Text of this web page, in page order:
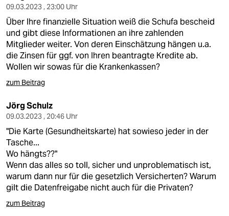
09.03.2023 , 23:00 Uhr
Über Ihre finanzielle Situation weiß die Schufa bescheid
und gibt diese Informationen an ihre zahlenden
Mitglieder weiter. Von deren Einschätzung hängen u.a.
die Zinsen für ggf. von Ihren beantragte Kredite ab.
Wollen wir sowas für die Krankenkassen?
zum Beitrag
Jörg Schulz
09.03.2023 , 20:46 Uhr
"Die Karte (Gesundheitskarte) hat sowieso jeder in der
Tasche...
Wo hängts??"
Wenn das alles so toll, sicher und unproblematisch ist,
warum dann nur für die gesetzlich Versicherten? Warum
gilt die Datenfreigabe nicht auch für die Privaten?
zum Beitrag